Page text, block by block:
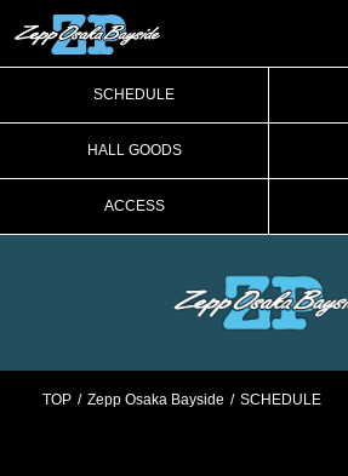
SCHEDULE
HALL GOODS
ACCESS
TOP Zepp Osaka Bayside SCHEDULE